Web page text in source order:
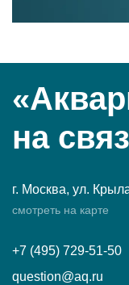
на
г. Москва, ул.
смотреть на карте
+7 (495) 729-51-50
question@aq.ru